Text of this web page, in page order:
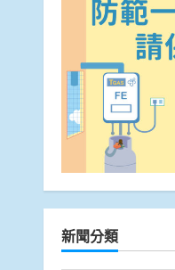
新聞分類